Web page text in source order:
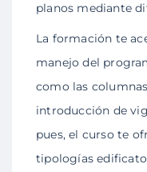
planos mediante
La formación te
manejo del
como las
introducción de
pues, el curso te
tipologías